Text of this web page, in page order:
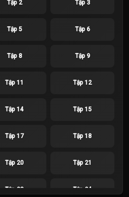
Tập 2 Tập 3
Tập 5 Tập 6
Tập 8 Tập 9
Tập 11 Tập 12
Tập 14 Tập 15
Tập 17 Tập 18
Tập 20 Tập 21
Tập 23 Tập 24